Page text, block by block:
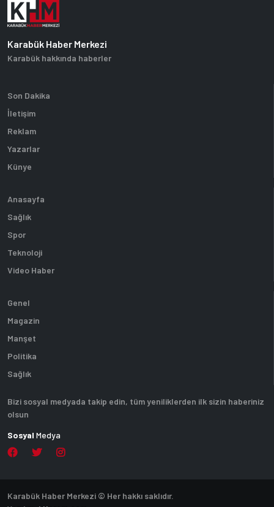
Karabük Haber Merkezi
Karabük hakkında haberler
Son Dakika
İletişim
Reklam
Yazarlar
Künye
Anasayfa
Sağlık
Spor
Teknoloji
Video Haber
Genel
Magazin
Manşet
Politika
Sağlık
Bizi sosyal medyada takip edin, tüm yeniliklerden ilk sizin haberiniz
olsun
Sosyal Medya
Karabük Haber Merkezi © Her hakkı saklıdır.